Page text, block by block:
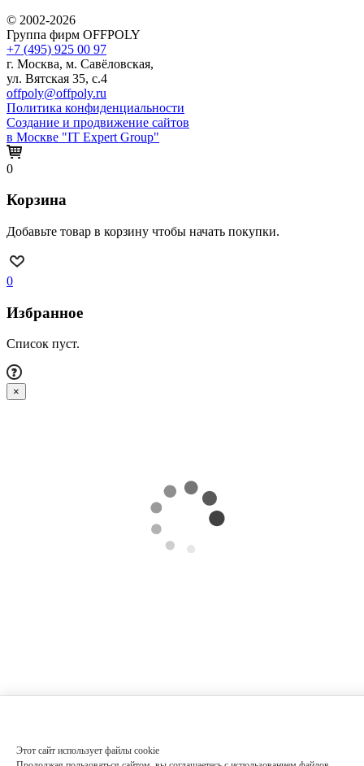
© 2002-2026
Группа фирм OFFPOLY
+7 (495) 925 00 97
г. Москва, м. Савёловская,
ул. Вятская 35, с.4
offpoly@offpoly.ru
Политика конфиденциальности
Создание и продвижение сайтов
в Москве "IT Expert Group"
Этот сайт использует файлы cookie
0
Корзина
Добавьте товар в корзину чтобы начать покупки.
0
Избранное
Список пуст.
×